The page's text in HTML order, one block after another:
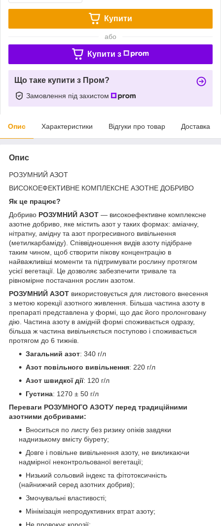
Купити
або
Купити з
Що таке купити з Пром?
Замовлення під захистом
Опис Характеристики Відгуки про товар Доставка
Опис
РОЗУМНИЙ АЗОТ
ВИСОКОЕФЕКТИВНЕ КОМПЛЕКСНЕ АЗОТНЕ ДОБРИВО
Як це працює?
Добриво РОЗУМНИЙ АЗОТ — високоефективне комплексне
азотне добриво, яке містить азот у таких формах: аміачну,
нітратну, амідну та азот прогресивного вивільнення
(метилкарбаміду). Співвідношення видів азоту підібране
таким чином, щоб створити пікову концентрацію в
найважливіші моменти та підтримувати рослину протягом
усієї вегетації. Це дозволяє забезпечити тривале та
рівномірне постачання рослин азотом.
РОЗУМНИЙ АЗОТ використовується для листового внесення
з метою корекції азотного живлення. Більша частина азоту в
препараті представлена у формі, що дає його пролонговану
дію. Частина азоту в амідній формі споживається одразу,
більша ж частина вивільняється поступово і споживається
протягом до 6 тижнів.
Загальний азот: 340 г/л
Азот повільного вивільнення: 220 г/л
Азот швидкої дії: 120 г/л
Густина: 1270 ± 50 г/л
Переваги РОЗУМНОГО АЗОТУ перед традиційними
азотними добривами:
Вноситься по листу без ризику опіків завдяки
наднизькому вмісту біурету;
Довге і повільне вивільнення азоту, не викликаючи
надмірної неконтрольованої вегетації;
Низький сольовий індекс та фітотоксичність
(найнижчий серед азотних добрив);
Змочувальні властивості;
Мінімізація непродуктивних втрат азоту;
Не провокує корозії;